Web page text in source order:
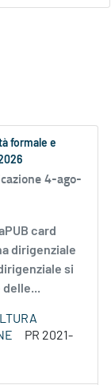
formale e
4-ago-
card
dirigenziale
si
delle...
PR 2021-